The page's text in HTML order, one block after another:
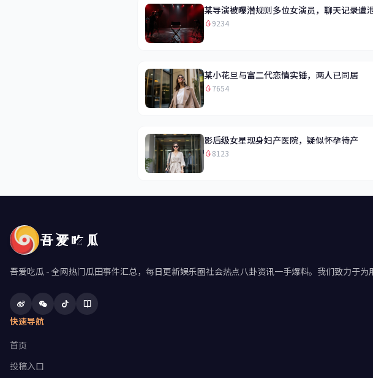
某导演被曝潜规则多位女演员，聊天记录遭
9234
某小花旦与富二代恋情实锤，两人已同居
7654
影后级女星现身妇产医院，疑似怀孕待产
8123
吾爱吃瓜
吾爱吃瓜 - 全网热门瓜田事件汇总，每日更新娱乐圈社会热点八卦资讯一手爆料。我们致力于
快速导航
首页
投稿入口